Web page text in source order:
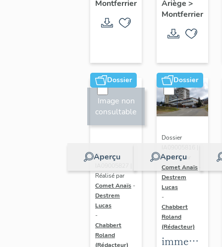
Huillet,
aujourd'hui
Montferrier
de
l'ASPTT,
le Grand
Tétras
Ariège >
Montferrier
Dossier
Image non
consultable
Aperçu
Dossier
Réalisé par
Comet Anaïs -
Destrem
Lucas
-
Chabbert
Roland
(Rédacteur)
Dossier
Aperçu
Dossier
Réalisé par
Comet Anaïs
Destrem
Lucas
-
Chabbert
Roland
(Rédacteur)
immeuble